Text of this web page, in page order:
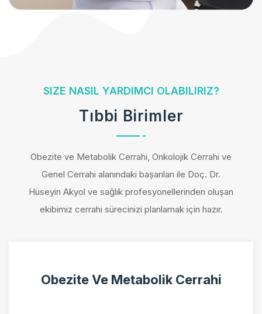
SIZE NASIL YARDIMCI OLABILIRIZ?
Tıbbi Birimler
Obezite ve Metabolik Cerrahi, Onkolojik Cerrahi ve
Genel Cerrahi alanındaki başarıları ile Doç. Dr.
Hüseyin Akyol ve sağlık profesyonellerinden oluşan
ekibimiz cerrahi sürecinizi planlamak için hazır.
Obezite Ve Metabolik Cerrahi